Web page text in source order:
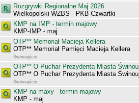
Rozgrywki Regionalne Maj 2026
Wielkopolski WZBS - PKB Czwartki
KMP na IMP - termin majowy
KMP-IMP - maj
OTP** Memoriał Macieja Kellera
OTP** Memoriał Pamięci Macieja Kellera
Świnoujście
OTP** O Puchar Prezydenta Miasta
OTP** O Puchar Prezydenta Miasta
Świnoujście
KMP na maxy - termin majowy
KMP - maj